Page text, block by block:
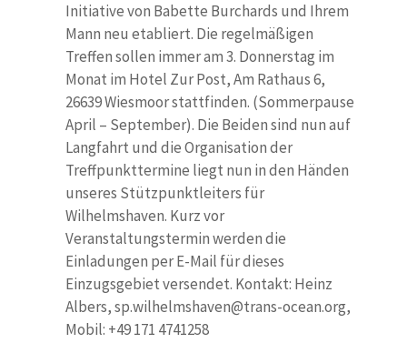
Initiative von Babette Burchards und Ihrem
Mann neu etabliert. Die regelmäßigen
Treffen sollen immer am 3. Donnerstag im
Monat im Hotel Zur Post, Am Rathaus 6,
26639 Wiesmoor stattfinden. (Sommerpause
April – September). Die Beiden sind nun auf
Langfahrt und die Organisation der
Treffpunkttermine liegt nun in den Händen
unseres Stützpunktleiters für
Wilhelmshaven. Kurz vor
Veranstaltungstermin werden die
Einladungen per E-Mail für dieses
Einzugsgebiet versendet. Kontakt: Heinz
Albers, sp.wilhelmshaven@trans-ocean.org,
Mobil: +49 171 4741258